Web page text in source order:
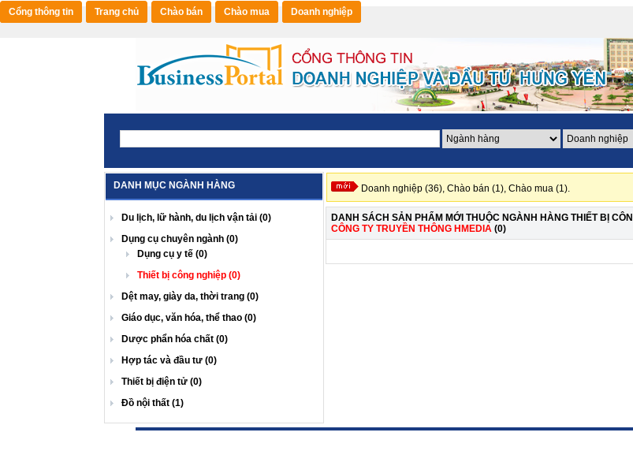
Cổng thông tin Trang chủ Chào bán Chào mua Doanh nghiệp
DANH MỤC NGÀNH HÀNG
Du lịch, lữ hành, du lịch vận tải (0)
Dụng cụ chuyên ngành (0)
Dụng cụ y tế (0)
Thiết bị công nghiệp (0)
Dệt may, giày da, thời trang (0)
Giáo dục, văn hóa, thể thao (0)
Dược phẩn hóa chất (0)
Hợp tác và đầu tư (0)
Thiết bị điện tử (0)
Đồ nội thất (1)
Doanh nghiệp (36), Chào bán (1), Chào mua (1).
DANH SÁCH SẢN PHẨM MỚI THUỘC NGÀNH HÀNG THIẾT BỊ
CÔNG TY TRUYỀN THÔNG HMEDIA (0)